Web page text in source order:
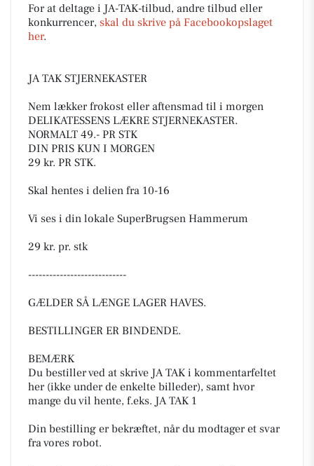
For at deltage i JA-TAK-tilbud, andre tilbud eller
konkurrencer, skal du skrive på Facebookopslaget
her.
JA TAK STJERNEKASTER
Nem lækker frokost eller aftensmad til i morgen
DELIKATESSENS LÆKRE STJERNEKASTER.
NORMALT 49.- PR STK
DIN PRIS KUN I MORGEN
29 kr. PR STK.
Skal hentes i delien fra 10-16
Vi ses i din lokale SuperBrugsen Hammerum
29 kr. pr. stk
----------------------------
GÆLDER SÅ LÆNGE LAGER HAVES.
BESTILLINGER ER BINDENDE.
BEMÆRK
Du bestiller ved at skrive JA TAK i kommentarfeltet
her (ikke under de enkelte billeder), samt hvor
mange du vil hente, f.eks. JA TAK 1
Din bestilling er bekræftet, når du modtager et svar
fra vores robot.